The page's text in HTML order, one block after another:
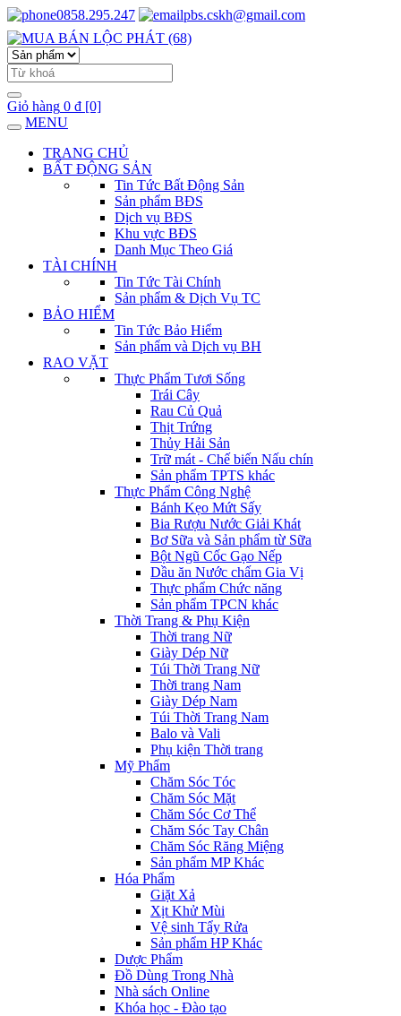
0858.295.247 pbs.cskh@gmail.com
Giỏ hàng 0 đ [0]
MENU
TRANG CHỦ
BẤT ĐỘNG SẢN
Tin Tức Bất Động Sản
Sản phẩm BĐS
Dịch vụ BĐS
Khu vực BĐS
Danh Mục Theo Giá
TÀI CHÍNH
Tin Tức Tài Chính
Sản phẩm & Dịch Vụ TC
BẢO HIỂM
Tin Tức Bảo Hiểm
Sản phẩm và Dịch vụ BH
RAO VẶT
Thực Phẩm Tươi Sống
Trái Cây
Rau Củ Quả
Thịt Trứng
Thủy Hải Sản
Trữ mát - Chế biến Nấu chín
Sản phẩm TPTS khác
Thực Phẩm Công Nghệ
Bánh Kẹo Mứt Sấy
Bia Rượu Nước Giải Khát
Bơ Sữa và Sản phẩm từ Sữa
Bột Ngũ Cốc Gạo Nếp
Dầu ăn Nước chấm Gia Vị
Thực phẩm Chức năng
Sản phẩm TPCN khác
Thời Trang & Phụ Kiện
Thời trang Nữ
Giày Dép Nữ
Túi Thời Trang Nữ
Thời trang Nam
Giày Dép Nam
Túi Thời Trang Nam
Balo và Vali
Phụ kiện Thời trang
Mỹ Phẩm
Chăm Sóc Tóc
Chăm Sóc Mặt
Chăm Sóc Cơ Thể
Chăm Sóc Tay Chân
Chăm Sóc Răng Miệng
Sản phẩm MP Khác
Hóa Phẩm
Giặt Xả
Xịt Khử Mùi
Vệ sinh Tẩy Rửa
Sản phẩm HP Khác
Dược Phẩm
Đồ Dùng Trong Nhà
Nhà sách Online
Khóa học - Đào tạo